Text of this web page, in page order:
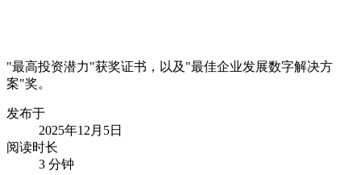
"最高投资潜力"获奖证书，以及"最佳企业发展数字解决方
案"奖。
发布于
2025年12月5日
阅读时长
3 分钟